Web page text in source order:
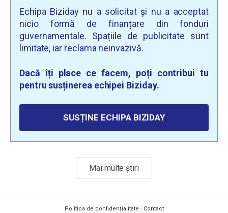
Echipa Biziday nu a solicitat și nu a acceptat
nicio formă de finanțare din fonduri
guvernamentale. Spațiile de publicitate sunt
limitate, iar reclama neinvazivă.
Dacă îți place ce facem, poți contribui tu
pentru susținerea echipei Biziday.
SUSȚINE ECHIPA BIZIDAY
Mai multe știri
Politica de confidențialitate · Contact